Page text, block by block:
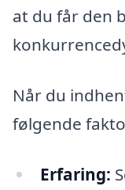
at du får den
Når du
følgende
Erfaring: